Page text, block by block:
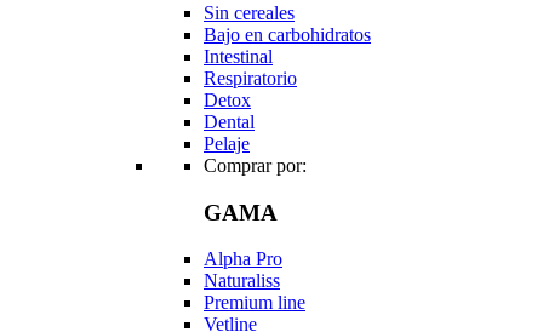
Sin cereales
Bajo en carbohidratos
Intestinal
Respiratorio
Detox
Dental
Pelaje
Comprar por:
GAMA
Alpha Pro
Naturaliss
Premium line
Vetline